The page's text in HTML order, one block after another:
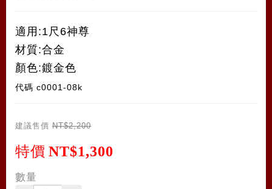
適用:1尺6神尊
材質:合金
顏色:鍍金色
代碼 c0001-08k
建議售價 NT$2,200
特價 NT$1,300
數量